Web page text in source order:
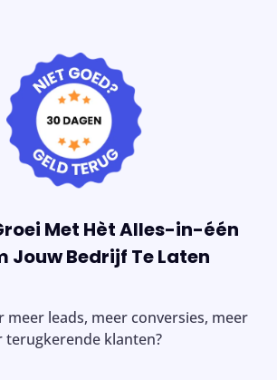
Met Hèt Alles-in-één
Jouw Bedrijf Te Laten
meer leads, meer conversies, meer
terugkerende klanten?